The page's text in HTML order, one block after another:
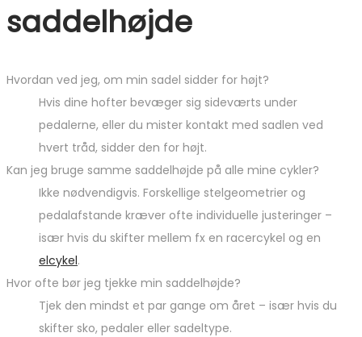
saddelhøjde
Hvordan ved jeg, om min sadel sidder for højt?
Hvis dine hofter bevæger sig sideværts under
pedalerne, eller du mister kontakt med sadlen ved
hvert tråd, sidder den for højt.
Kan jeg bruge samme saddelhøjde på alle mine cykler?
Ikke nødvendigvis. Forskellige stelgeometrier og
pedalafstande kræver ofte individuelle justeringer –
især hvis du skifter mellem fx en racercykel og en
elcykel.
Hvor ofte bør jeg tjekke min saddelhøjde?
Tjek den mindst et par gange om året – især hvis du
skifter sko, pedaler eller sadeltype.